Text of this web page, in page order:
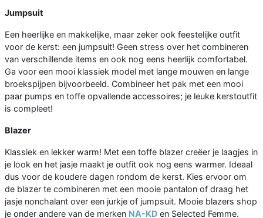
Jumpsuit
Een heerlijke en makkelijke, maar zeker ook feestelijke outfit
voor de kerst: een jumpsuit! Geen stress over het combineren
van verschillende items en ook nog eens heerlijk comfortabel.
Ga voor een mooi klassiek model met lange mouwen en lange
broekspijpen bijvoorbeeld. Combineer het pak met een mooi
paar pumps en toffe opvallende accessoires; je leuke kerstoutfit
is compleet!
Blazer
Klassiek en lekker warm! Met een toffe blazer creëer je laagjes in
je look en het jasje maakt je outfit ook nog eens warmer. Ideaal
dus voor de koudere dagen rondom de kerst. Kies ervoor om
de blazer te combineren met een mooie pantalon of draag het
jasje nonchalant over een jurkje of jumpsuit. Mooie blazers shop
je onder andere van de merken NA-KD en Selected Femme.